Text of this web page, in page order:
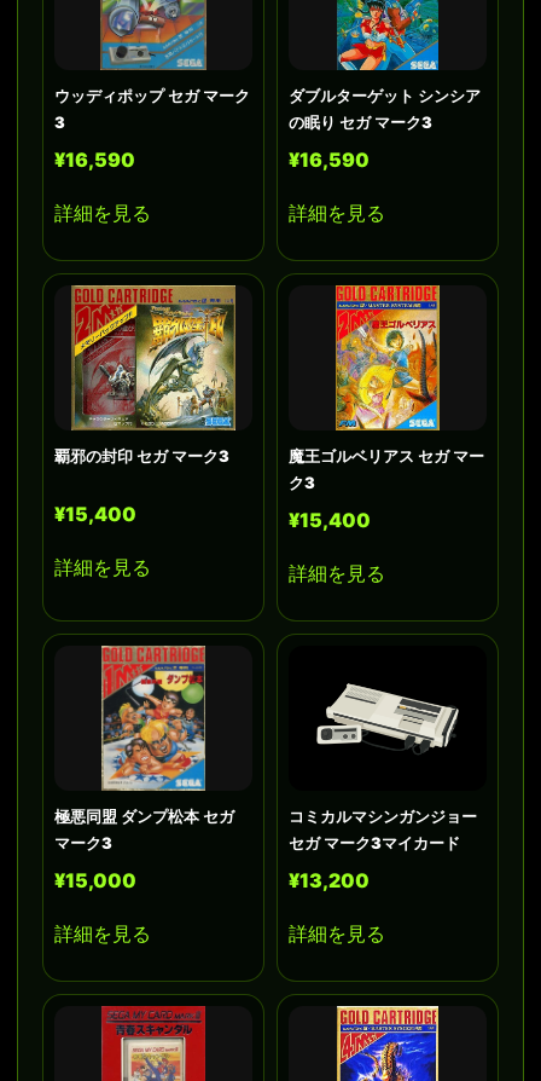
ウッディポップ セガ マーク
3
¥16,590
詳細を見る
ダブルターゲット シンシア
の眠り セガ マーク3
¥16,590
詳細を見る
覇邪の封印 セガ マーク3
¥15,400
詳細を見る
魔王ゴルベリアス セガ マー
ク3
¥15,400
詳細を見る
極悪同盟 ダンプ松本 セガ
マーク3
¥15,000
詳細を見る
コミカルマシンガンジョー
セガ マーク3マイカード
¥13,200
詳細を見る